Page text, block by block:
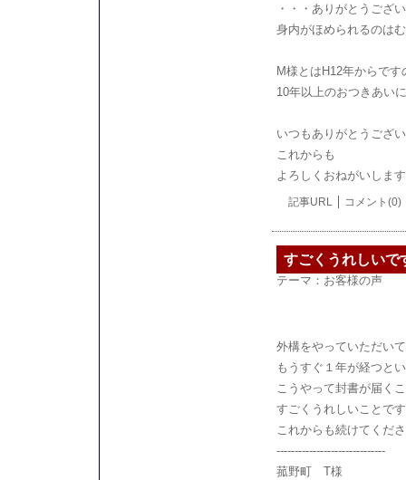
・・・ありがとうござ
身内がほめられるのは
M様とはH12年からです
10年以上のおつきあい
いつもありがとうござ
これからも
よろしくおねがいしま
記事URL コメント(0)
すごくうれしいで
テーマ： お客様の声
外構をやっていただい
もうすぐ１年が経つと
こうやって封書が届く
すごくうれしいことで
これからも続けてくだ
------------------------------
菰野町 T様